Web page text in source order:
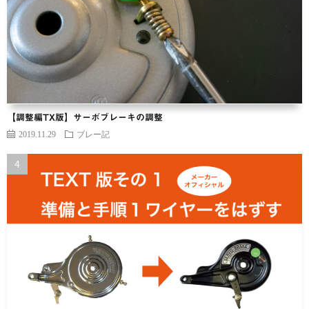
【調整編TX版】サーボブレーキの調整
2019.11.29 ブレー記